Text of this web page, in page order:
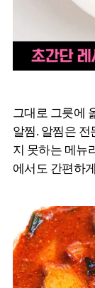
그대로 그릇에
알찜. 알찜은
지 못하는 메뉴
에서도 간편하